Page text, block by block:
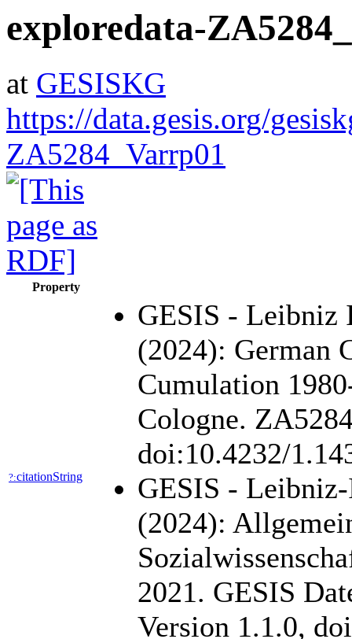
exploredata-
at GESISKG
https://data.gesis.org/
ZA5284_Varrp01
Property
?:citationString
GESIS - Leibniz
(2024): German
Cumulation
Cologne.
doi:10.4232/
GESIS -
(2024):
2021. GESIS
Version 1.1.0,